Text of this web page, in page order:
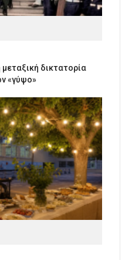
δικτατορία
«γύψο»